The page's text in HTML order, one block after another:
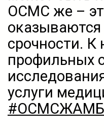
ОСМС же –
оказываются
срочности. К
профильных
услуги